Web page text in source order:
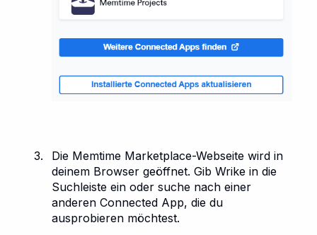
Die Memtime Marketplace-Webseite wird in
deinem Browser geöffnet. Gib Wrike in die
Suchleiste ein oder suche nach einer
anderen Connected App, die du
ausprobieren möchtest.